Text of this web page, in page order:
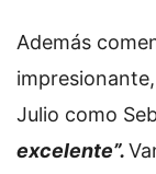
Además
Julio como
excelente”.